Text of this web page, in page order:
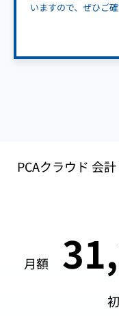
いますので、ぜひご確
PCAクラウド 会
月額